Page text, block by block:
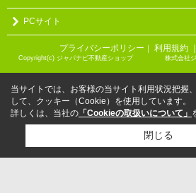
PCサイト
プライバシーポリシー ｜ 利用規約
Copyright(c) ジャパナビ不動産ショップ 株式会社ジャ
当サイトでは、お客様の当サイト利用状況把握
して、クッキー（Cookie）を使用しています。
詳しくは、当社の 「Cookieの取扱いについて」
閉じる